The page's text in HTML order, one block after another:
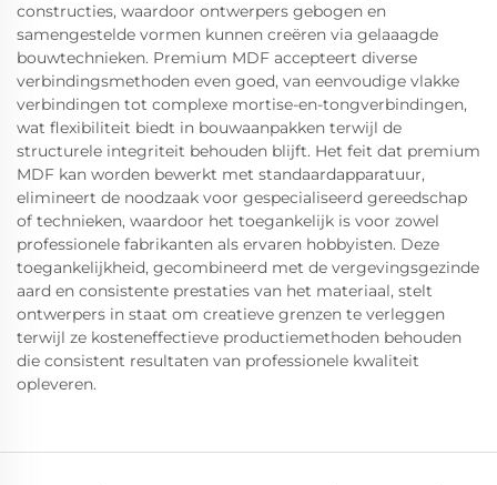
constructies, waardoor ontwerpers gebogen en
samengestelde vormen kunnen creëren via gelaaagde
bouwtechnieken. Premium MDF accepteert diverse
verbindingsmethoden even goed, van eenvoudige vlakke
verbindingen tot complexe mortise-en-tongverbindingen,
wat flexibiliteit biedt in bouwaanpakken terwijl de
structurele integriteit behouden blijft. Het feit dat premium
MDF kan worden bewerkt met standaardapparatuur,
elimineert de noodzaak voor gespecialiseerd gereedschap
of technieken, waardoor het toegankelijk is voor zowel
professionele fabrikanten als ervaren hobbyisten. Deze
toegankelijkheid, gecombineerd met de vergevingsgezinde
aard en consistente prestaties van het materiaal, stelt
ontwerpers in staat om creatieve grenzen te verleggen
terwijl ze kosteneffectieve productiemethoden behouden
die consistent resultaten van professionele kwaliteit
opleveren.